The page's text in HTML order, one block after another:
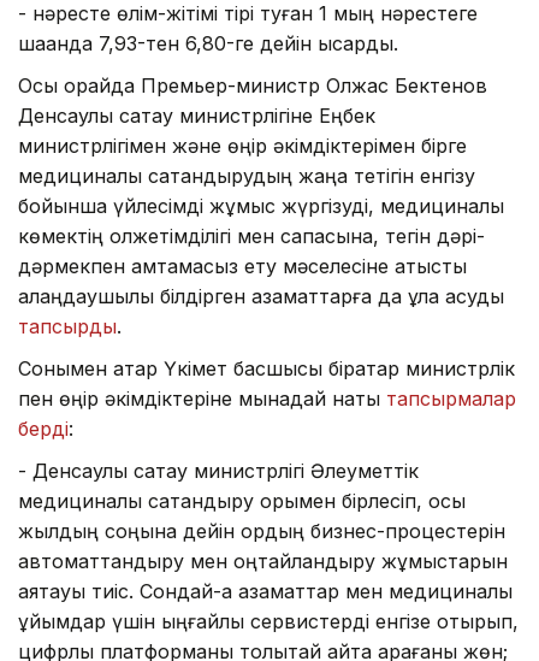
- нәресте өлім-жітімі тірі туған 1 мың нәрестеге
шаққанда 7,93-тен 6,80-ге дейін қысқарды.
Осы орайда Премьер-министр Олжас Бектенов
Денсаулық сақтау министрлігіне Еңбек
министрлігімен және өңір әкімдіктерімен бірге
медициналық сақтандырудың жаңа тетігін енгізу
бойынша үйлесімді жұмыс жүргізуді, медициналық
көмектің қолжетімділігі мен сапасына, тегін дәрі-
дәрмекпен қамтамасыз ету мәселесіне қатысты
алаңдаушылық білдірген азаматтарға да құлақ асуды
тапсырды.
Сонымен қатар Үкімет басшысы бірқатар министрлік
пен өңір әкімдіктеріне мынадай нақты тапсырмалар
берді:
- Денсаулық сақтау министрлігі Әлеуметтік
медициналық сақтандыру қорымен бірлесіп, осы
жылдың соңына дейін қордың бизнес-процестерін
автоматтандыру мен оңтайландыру жұмыстарын
аяқтауы тиіс. Сондай-ақ азаматтар мен медициналық
ұйымдар үшін ыңғайлы сервистерді енгізе отырып,
цифрлық платформаны толықтай қайта қарағаны жөн;